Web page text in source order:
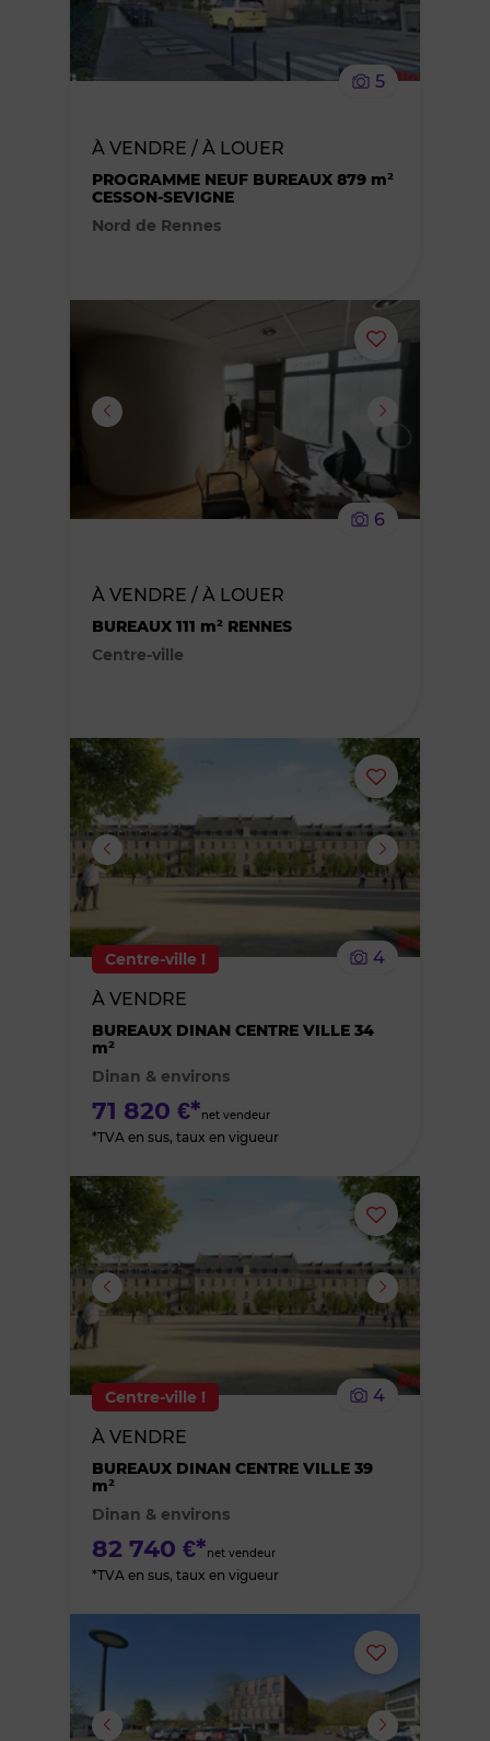
le
5
À VENDRE / À LOUER
PROGRAMME NEUF BUREAUX 879 m²
CESSON-SEVIGNE
Nord de Rennes
Ajouter
supprimer
le
6
À VENDRE / À LOUER
BUREAUX 111 m² RENNES
Centre-ville
Ajouter
ou
supprimer
le
Centre-ville !
4
À VENDRE
BUREAUX DINAN CENTRE VILLE 34
m²
Dinan & environs
71 820 €*net vendeur
*TVA en sus, taux en vigueur
Ajouter
ou
supprimer
le
Centre-ville !
4
À VENDRE
BUREAUX DINAN CENTRE VILLE 39
m²
Dinan & environs
82 740 €*net vendeur
*TVA en sus, taux en vigueur
Ajouter
ou